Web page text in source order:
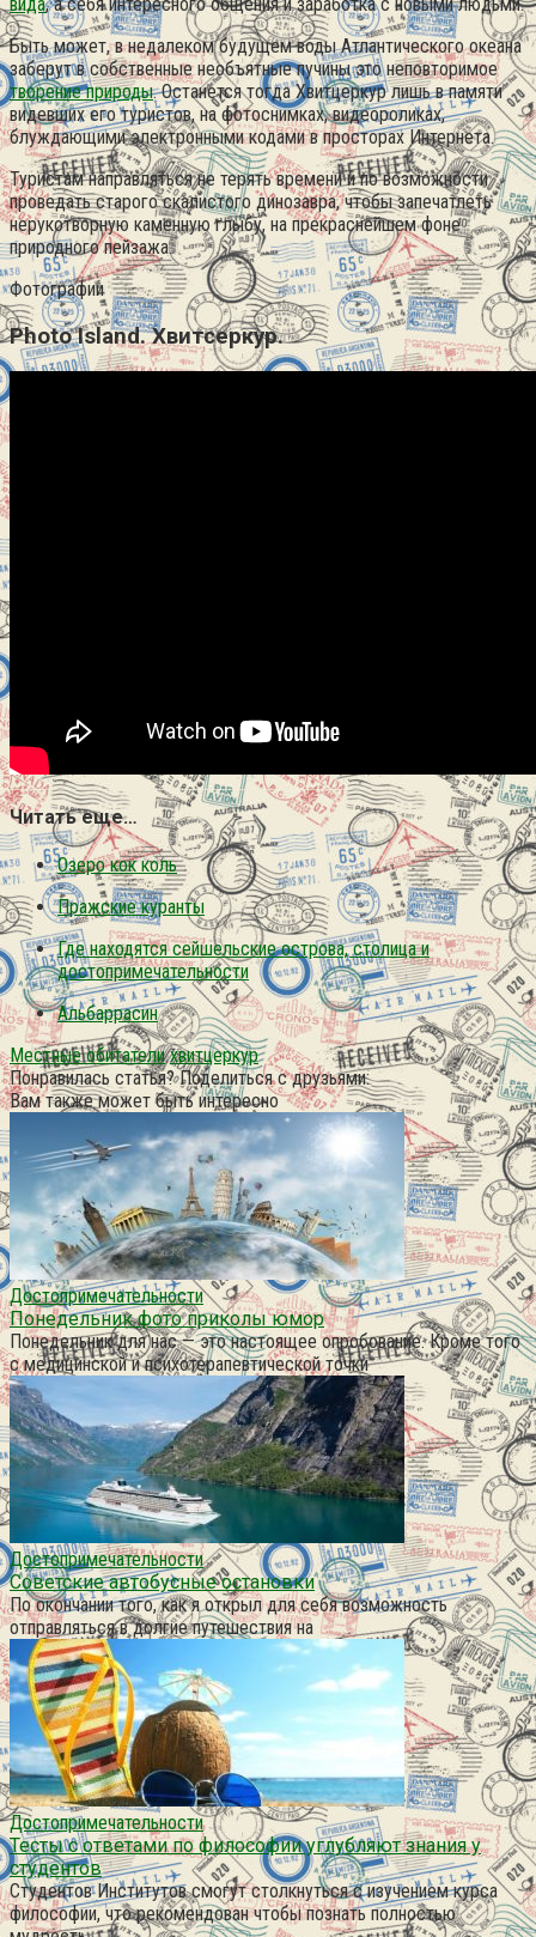
Быть может, в недалеком будущем воды Атлантического океана
заберут в собственные необъятные пучины это неповторимое
творение природы. Останется тогда Хвитцеркур лишь в памяти
видевших его туристов, на фотоснимках, видеороликах,
блуждающими электронными кодами в просторах Интернета.
Туристам направляться не терять времени и по возможности
проведать старого скалистого динозавра, чтобы запечатлеть
нерукотворную каменную глыбу, на прекраснейшем фоне
природного пейзажа.
Фотографии
Photo Island. Хвитсеркур.
Читать еще…
Озеро кок коль
Пражские куранты
Где находятся сейшельские острова, столица и
достопримечательности
Альбаррасин
Местные обитатели хвитцеркур
Понравилась статья? Поделиться с друзьями:
Вам также может быть интересно
Достопримечательности
Понедельник фото приколы юмор
Понедельник для нас — это настоящее опробование. Кроме того
с медицинской и психотерапевтической точки
Достопримечательности
Советские автобусные остановки
По окончании того, как я открыл для себя возможность
отправляться в долгие путешествия на
Достопримечательности
Тесты с ответами по философии углубляют знания у
студентов
Студентов Институтов смогут столкнуться с изучением курса
философии, что рекомендован чтобы познать полностью